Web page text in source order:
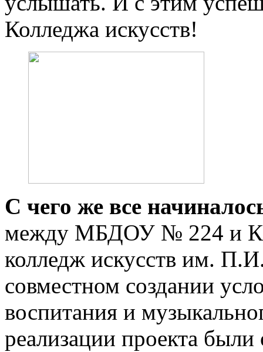
Колледжа искусств!
С чего же все
между МБДОУ № 224 и
колледж искусств им.
совместном создании
воспитания и
реализации проекта были